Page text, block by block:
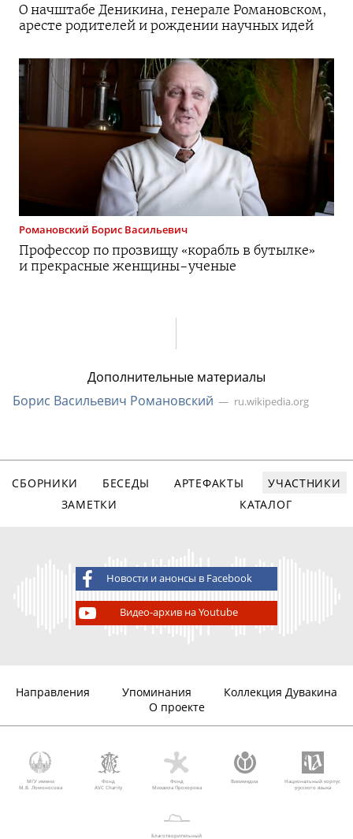
О начштабе Деникина, генерале Романовском,
аресте родителей и рождении научных идей
Романовский Борис Васильевич
Профессор по прозвищу «корабль в бутылке»
и прекрасные женщины-ученые
Дополнительные материалы
Борис Васильевич Романовский
ru.wikipedia.org
СБОРНИКИ БЕСЕДЫ АРТЕФАКТЫ
УЧАСТНИКИ
ЗАМЕТКИ
КАТАЛОГ
Новости и анонсы в Facebook
Видео-архив на Youtube
Направления Упоминания
Коллекция Дувакина
О проекте
МГУ имени
М.В. Ломоносова
Фонд
AVC Charity
Фонд
Михаила Прохорова
Викимедиа
Национальный корпус
русского языка
Благотворительный